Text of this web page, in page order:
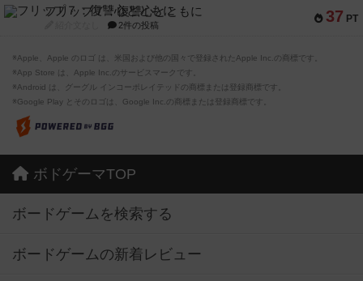
37 PT
フリップ７：復讐心とともに
2件の投稿
※Apple、Apple のロゴ は、米国および他の国々で登録されたApple Inc.の商標です。
※App Store は、Apple Inc.のサービスマークです。
※Android は、グーグル インコーポレイテッドの商標または登録商標です。
※Google Play とそのロゴは、Google Inc.の商標または登録商標です。
ボドゲーマTOP
ボードゲームを検索する
ボードゲームの新着レビュー